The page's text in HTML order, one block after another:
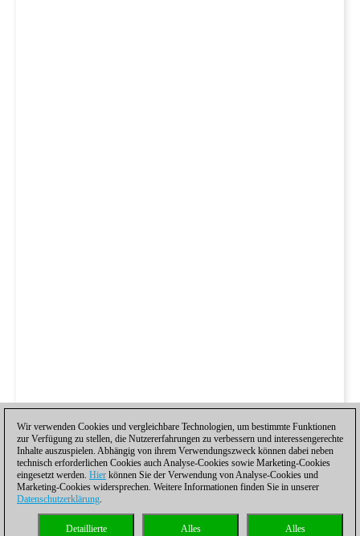
Wir verwenden Cookies und vergleichbare Technologien, um bestimmte Funktionen
zur Verfügung zu stellen, die Nutzererfahrungen zu verbessern und interessengerechte
Inhalte auszuspielen. Abhängig von ihrem Verwendungszweck können dabei neben
technisch erforderlichen Cookies auch Analyse-Cookies sowie Marketing-Cookies
eingesetzt werden. Hier können Sie der Verwendung von Analyse-Cookies und
Marketing-Cookies widersprechen. Weitere Informationen finden Sie in unserer
Datenschutzerklärung.
Alles
Alles
Detaillierte